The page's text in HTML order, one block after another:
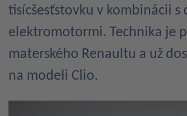
tisícšesťstovku v kombinácii s
elektromotormi. Technika je
materského Renaultu a už
na modeli Clio.